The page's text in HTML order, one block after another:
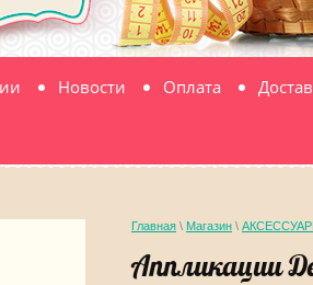
Новости Оплата
Главная \ Магазин \
Аппликации